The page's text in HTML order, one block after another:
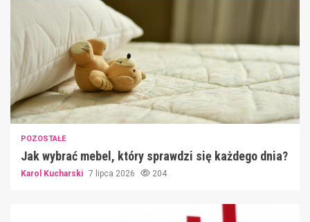
POZOSTAŁE
Jak wybrać mebel, który sprawdzi się każdego dnia?
Karol Kucharski 7 lipca 2026 204